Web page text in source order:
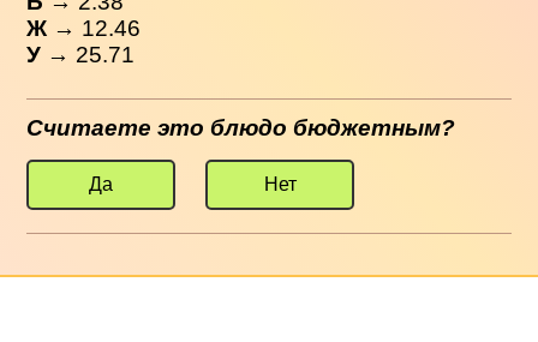
Ж → 12.46
У → 25.71
Считаете это блюдо бюджетным?
Да Нет